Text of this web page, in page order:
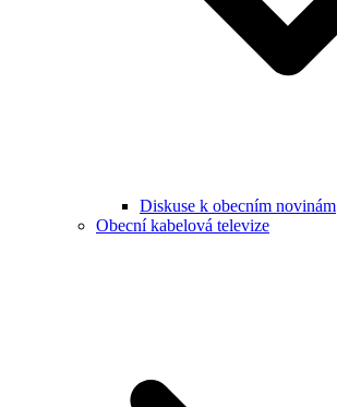
Diskuse k obecním novinám
Obecní kabelová televize